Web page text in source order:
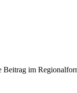
im